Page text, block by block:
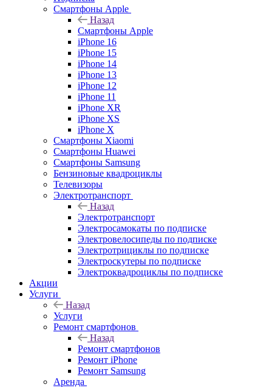
Смартфоны Apple
Назад
Смартфоны Apple
iPhone 16
iPhone 15
iPhone 14
iPhone 13
iPhone 12
iPhone 11
iPhone XR
iPhone XS
iPhone X
Смартфоны Xiaomi
Смартфоны Huawei
Смартфоны Samsung
Бензиновые квадроциклы
Телевизоры
Электротранспорт
Назад
Электротранспорт
Электросамокаты по подписке
Электровелосипеды по подписке
Электротрициклы по подписке
Электроскутеры по подписке
Электроквадроциклы по подписке
Акции
Услуги
Назад
Услуги
Ремонт смартфонов
Назад
Ремонт смартфонов
Ремонт iPhone
Ремонт Samsung
Аренда